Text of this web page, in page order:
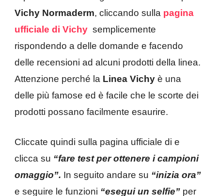
Vichy Normaderm, cliccando sulla pagina
ufficiale di Vichy semplicemente
rispondendo a delle domande e facendo
delle recensioni ad alcuni prodotti della linea.
Attenzione perché la Linea Vichy è una
delle più famose ed è facile che le scorte dei
prodotti possano facilmente esaurire.
Cliccate quindi sulla pagina ufficiale di e
clicca su “fare test per ottenere i campioni
omaggio”. In seguito andare su “inizia ora”
e seguire le funzioni “esegui un selfie” per